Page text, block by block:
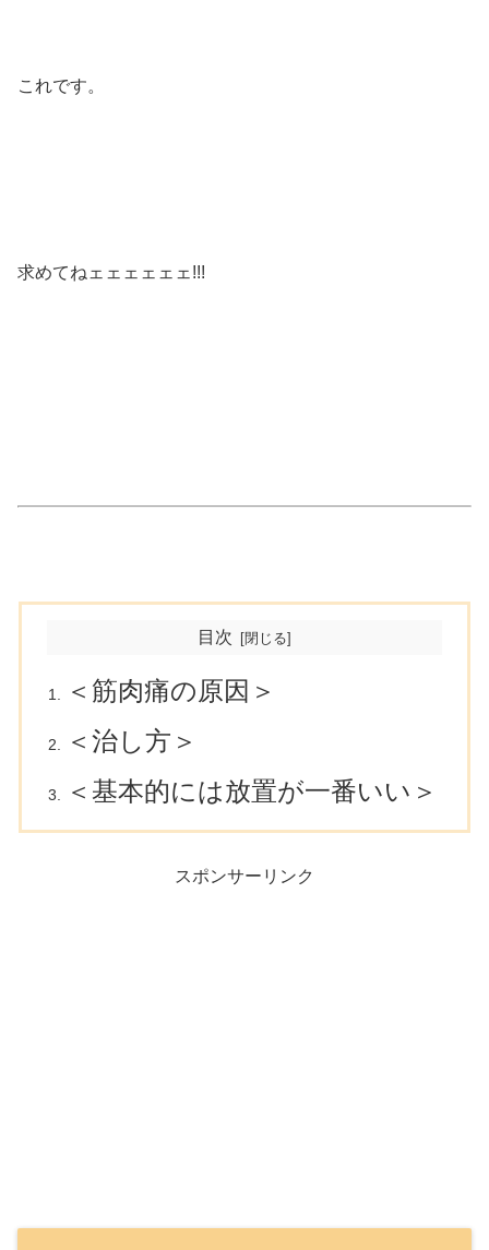
これです。
求めてねェェェェェェ!!!
目次
＜筋肉痛の原因＞
＜治し方＞
＜基本的には放置が一番いい＞
スポンサーリンク